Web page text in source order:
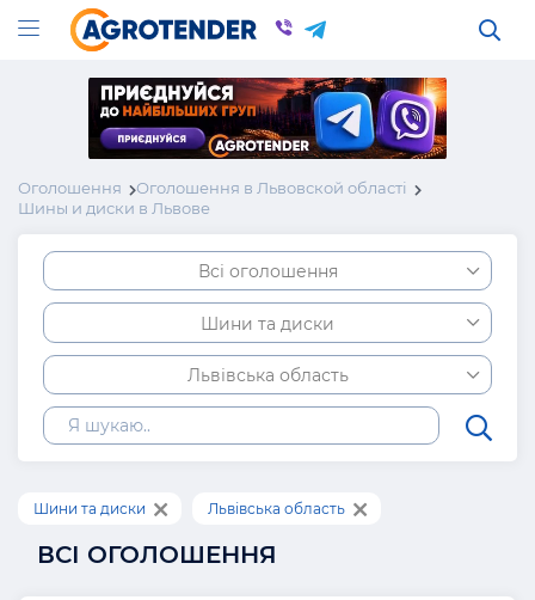
Оголошення
Оголошення в Львовской області
Шины и диски в Львове
Всі оголошення
Шини та диски
Львівська область
Шини та диски Львівська область
ВСІ ОГОЛОШЕННЯ